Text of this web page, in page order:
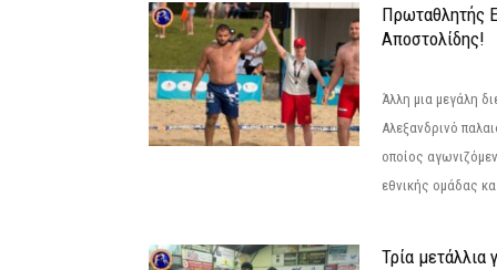
Πρωταθλητής
Αποστολίδης!
Άλλη μια μεγάλη
Αλεξανδρινό
οποίος
εθνικής ομάδας
Τρία μετάλλια